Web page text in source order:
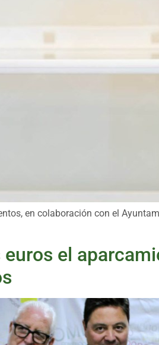
en colaboración con el
el